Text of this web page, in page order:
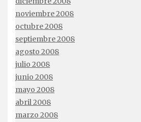
noviembre 2008
octubre 2008
septiembre 2008
agosto 2008
julio 2008
junio 2008
mayo 2008
abril 2008
marzo 2008